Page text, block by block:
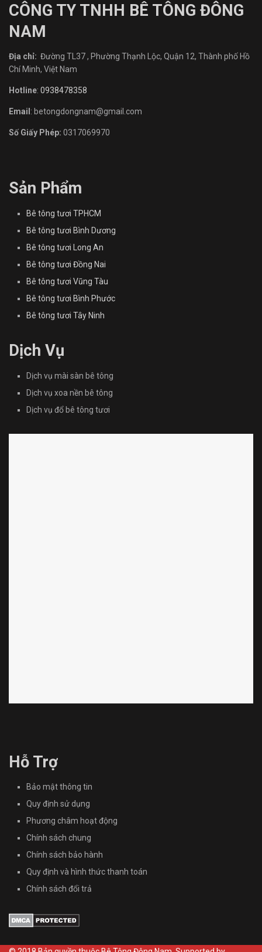
CÔNG TY TNHH BÊ TÔNG ĐÔNG
NAM
Địa chỉ: Đường TL37 , Phường Thạnh Lộc, Quận 12, Thành phố Hồ
Chí Minh, Việt Nam
Hotline: 0938478358
Email : betongdongnam@gmail.com
Số Giấy Phép: 0317069970
Sản Phẩm
Bê tông tươi TPHCM
Bê tông tươi Bình Dương
Bê tông tươi Long An
Bê tông tươi Đồng Nai
Bê tông tươi Vũng Tàu
Bê tông tươi Bình Phước
Bê tông tươi Tây Ninh
Dịch Vụ
Dịch vụ mài sàn bê tông
Dịch vụ xoa nền bê tông
Dịch vụ đổ bê tông tươi
Hỗ Trợ
Bảo mật thông tin
Quy định sử dụng
Phương châm hoạt động
Chính sách chung
Chính sách bảo hành
Quy định và hình thức thanh toán
Chính sách đổi trả